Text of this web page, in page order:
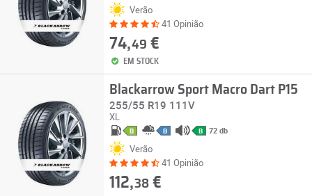
Verão
41 Opinião
74,49 €
EM STOCK
Blackarrow Sport Macro Dart P15
255/55 R19 111V
XL
B B B 72 db
Verão
41 Opinião
112,38€